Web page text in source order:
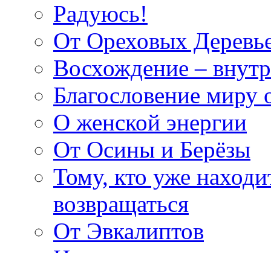
Радуюсь!
От Ореховых
Восхождение –
Благословение миру
О женской энергии
От Осины и Берёзы
Тому, кто уже
возвращаться
От Эвкалиптов